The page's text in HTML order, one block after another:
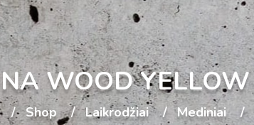
WOOD YELLOW
Shop Laikrodžiai Mediniai